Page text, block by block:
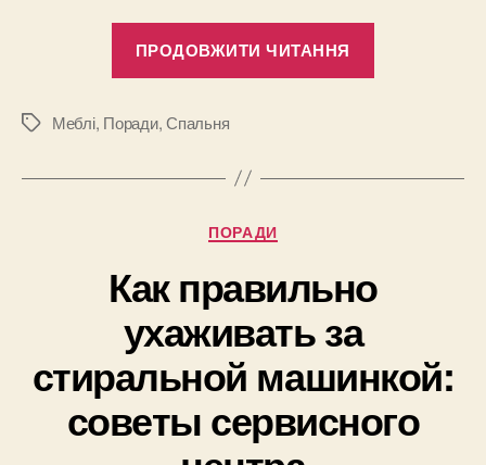
ПРОДОВЖИТИ ЧИТАННЯ
комод,
смак”
Позначки
Меблі, Поради,Спальня
Категорії
ПОРАДИ
Как правильно
ухаживать за
стиральной машинкой:
советы сервисного